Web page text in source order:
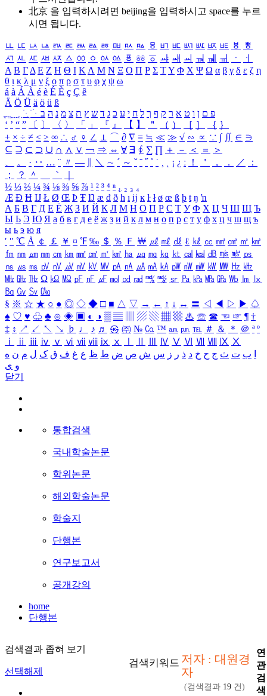
北京 을 입력하시려면 beijing을 입력하시고 space를 누르
시면 됩니다.
ㅥ ㅦ ㅧ ㅨ ㅩ ㅪ ㅫ ㅬ ㅭ ㅮ ㅯ ㅰ ㅱ ㅲ ㅳ ㅴ ㅵ ㅶ ㅷ ㅸ
ㅹ
ㅺ ㅻ ㅼ ㅽ ㅾ ㅿ ㆀ ㆁ ㆂ ㆃ ㆄ ㆅ ㆆ ㆇ ㆈ ㆉ ㆊ ㆋ ㆌ ㆍ
ㆎ
Α Β ΓΔ Ε Ζ Η Θ Ι ΚΛ Μ Ν Ξ Ο Π Ρ Σ ΤΥ Φ Χ Ψ Ω α β γ δ ε ζ η
θ ι κ λ μ ν ξ ο π ρ σ τ υ φ χ ψ ω
á à Á À é è É È ç Ç ê
Ä Ö Ü ä ö ü ß
ִֶֹ ֻּ ׁׂ פ ם ן ו ט א ר ק ף ך ל ח י ע כ ג ד ש ץ ת צ מ נ ה ב
‘ ’ “ ” 〔 〕 〈 〉 「 」 『 』 【 】 ＂ （ ） ［ ］ ｛ ｝
± × ÷ ≠ ≤ ≥ ∞ ∴ ♂ ♀ ∠ ⊥ ⌒ ∂ ∇ ≡ ≒ ≪ ≫ √ ∽ ∝ ∵ ∫ ∬ ∈ ∋
⊆ ⊇ ⊂ ⊃ ∪ ∩ ∧ ∨ ￢ ⇒ ⇔ ∀ ∃ ∮ ∑ ∏ ＋ － ＜ ＝
＞
、
。 · ‥ … ¨ 〃 ― ＼ ∼ ´ ～ ˇ ˘ ˝ ˚ ˙ ¸ ¡ ¿ ː ！ ＇ ， ． ／
：
；
？ ＾ ｀
½ ⅓ ⅔ ¼ ¾ ⅛ ⅜ ⅝ ⅞ ¹ ² ³ ⁴ ⁿ ₁ ₂ ₃ ₄
Æ Ð Ħ Ĳ Ł Ø Œ Þ Ŧ Ŋ æ đ ð ħ ı ĳ ĸ ŀ ł ø œ ß þ ŧ ŋ ŉ
А Б В Г Д Е Ё Ж З И Й К Л М Н О П Р С Т У Ф Х Ц Ч Ш Щ Ъ
Ы Ь Э Ю Я а б в г д е ё ж з и й к л м н о п р с т у ф х ц ч ш щ ъ
ы ь э ю я
′ ″ ℃ Å ￠ ￡ ￥ ¤ ℉ ‰ ＄ ％ Ｆ ￦ ㎕ ㎖ ㎗ ℓ ㎘ ㏄ ㎣ ㎤ ㎥ ㎦
㎙ ㎚ ㎛ ㎜ ㎝ ㎞ ㎟ ㎠ ㎡ ㎢ ㏊ ㎍ ㎎ ㎏ ㏏ ㎈ ㎉ ㏈ ㎧ ㎨ ㎰
㎱ ㎲ ㎳ ㎴ ㎵ ㎶ ㎷ ㎸ ㎹ ㎀ ㎁ ㎂ ㎃ ㎄ ㎺ ㎻ ㎽ ㎾ ㎿ ㎐ ㎑
㎒ ㎓ ㎔ Ω ㏀ ㏁ ㎊ ㎋ ㎌ ㏖ ㏅ ㎭ ㎮ ㎯ ㏛ ㎩ ㎪ ㎫ ㎬ ㏝ ㏐
㏓
㏃ ㏉ ㏜ ㏆
§ ※ ☆ ★ ○ ● ◎ ◇ ◆ □ ■ △ ▽ → ← ↑ ↓ ↔ 〓 ◁ ◀ ▷ ▶ ♤
♠ ♡ ♥ ♧ ♣ ⊙ ◈ ▣ ◐ ◑ ▒ ▤ ▨ ▧ ▦ ▩ ♨ ☏ ☎ ☜ ☞ ¶ †
‡ ↕ ↗ ↙ ↖ ↘ ♭ ♩ ♪ ♬ ㉿ ㈜ № ㏇ ™ ㏂ ㏘ ℡ ＃ ＆ ＊ ＠ ª º
ⅰ
ⅱ ⅲ ⅳ ⅴ ⅵ ⅶ ⅷ ⅸ ⅹ Ⅳ Ⅴ Ⅵ Ⅶ Ⅷ Ⅸ Ⅹ
ب ت ث ج ح خ د ذ ر ز س ش ص ض ط ظ ع غ ف ق ک ل م ن ه
و ی
닫기
통합검색
국내학술논문
학위논문
해외학술논문
학술지
단행본
연구보고서
공개강의
home
단행본
검색결과 좁혀 보기
선택해제
검색키워드 저자 : 대원경
자
(검색결과 19 건)
연
관
검
색